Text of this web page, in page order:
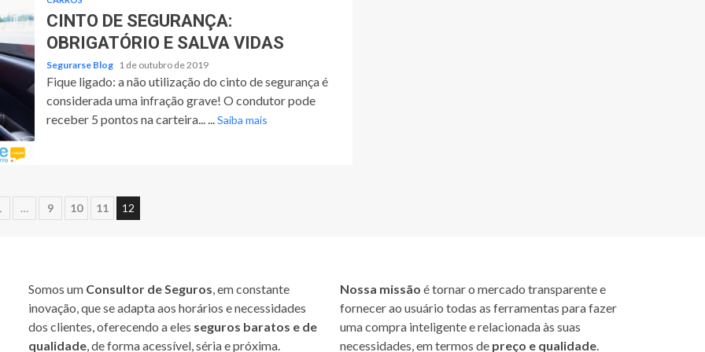
CINTO DE SEGURANÇA:
OBRIGATÓRIO E SALVA VIDAS
Segurarse Blog 1 de outubro de 2019
Fique ligado: a não utilização do cinto de segurança é
considerada uma infração grave! O condutor pode
receber 5 pontos na carteira... ... Saiba mais
… 9 10 11 12
Somos um Consultor de Seguros, em constante
inovação, que se adapta aos horários e necessidades
dos clientes, oferecendo a eles seguros baratos e de
qualidade, de forma acessível, séria e próxima.
Nossa missão é tornar o mercado transparente e
fornecer ao usuário todas as ferramentas para fazer
uma compra inteligente e relacionada às suas
necessidades, em termos de preço e qualidade.